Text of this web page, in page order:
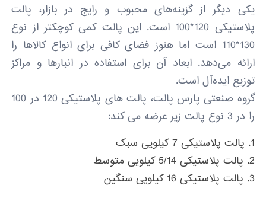
یکی دیگر از گزینه‌های محبوب و رایج در بازار، پالت
پلاستیکی 120*100 است. این پالت کمی کوچکتر از نوع
130*110 است اما هنوز فضای کافی برای انواع کالاها را
ارائه می‌دهد. ابعاد آن برای استفاده در انبارها و مراکز
توزیع ایده‌آل است.
گروه صنعتی پارس پالت، پالت های پلاستیکی 120 در 100
را در 3 نوع پالت زیر عرضه می کند:
پالت پلاستیکی 7 کیلویی سبک
پالت پلاستیکی 5/14 کیلویی متوسط
پالت پلاستیکی 16 کیلویی سنگین